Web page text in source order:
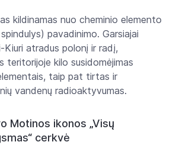
kildinamas nuo cheminio elemento
pavadinimo. Garsiajai
Kiuri atradus polonį ir radį,
teritorijoje kilo susidomėjimas
taip pat tirtas ir
vandenų radioaktyvumas.
Motinos ikonos „Visų
cerkvė